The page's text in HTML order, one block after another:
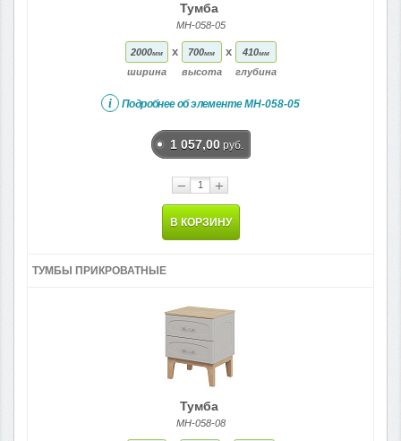
Тумба
МН-058-05
2000мм
ширина
x 700мм
высота
x 410мм
глубина
i Подробнее об элементеМН-058-05
1 057,00 руб.
− +
В КОРЗИНУ
ТУМБЫ ПРИКРОВАТНЫЕ
Тумба
МН-058-08